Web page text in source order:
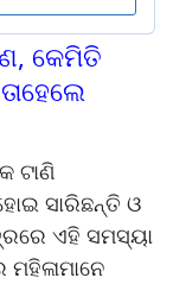
କେମିତି
ଟାଣି
ସାରିଛନ୍ତି ଓ
ଏହି ସମସ୍ୟା